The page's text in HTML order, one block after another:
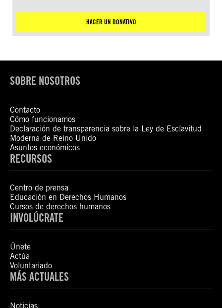
HACER UN DONATIVO
SOBRE NOSOTROS
Contacto
Cómo funcionamos
Declaración de transparencia sobre la Ley de Esclavitud
Moderna de Reino Unido
Asuntos económicos
RECURSOS
Centro de prensa
Educación en Derechos Humanos
Cursos de derechos humanos
INVOLÚCRATE
Únete
Actúa
Voluntariado
MÁS ACTUALES
Noticias